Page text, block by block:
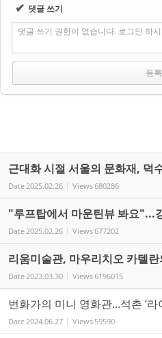
✔ 댓글 쓰기
댓글 쓰기 권한이 없습니다. 로그인 하
근대화 시절 서울의 문화재, 덕
Date 2025.02.26 Views680286
"루프탑에서 마운틴뷰 봐요"...
Date 2025.02.26 Views677202
리움미술관, 마우리치오 카텔
Date 2023.03.30 Views6196015
번화가의 미니 영화관...석촌 ‘
Date 2024.06.27 Views 59590